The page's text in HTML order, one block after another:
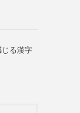
る漢字